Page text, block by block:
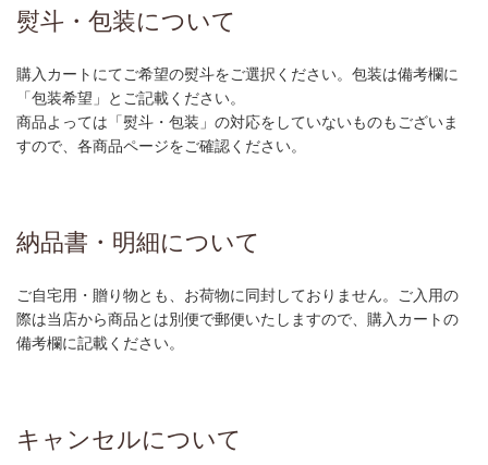
熨斗・包装について
購入カートにてご希望の熨斗をご選択ください。包装は備考欄に
「包装希望」とご記載ください。
商品よっては「熨斗・包装」の対応をしていないものもございま
すので、各商品ページをご確認ください。
納品書・明細について
ご自宅用・贈り物とも、お荷物に同封しておりません。ご入用の
際は当店から商品とは別便で郵便いたしますので、購入カートの
備考欄に記載ください。
キャンセルについて